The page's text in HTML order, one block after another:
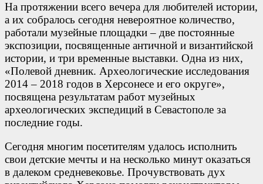
На протяжении всего вечера для любителей истории,
а их собралось сегодня невероятное количество,
работали музейные площадки – две постоянные
экспозиции, посвященные античной и византийской
истории, и три временные выставки. Одна из них,
«Полевой дневник. Археологические исследования
2014 – 2018 годов в Херсонесе и его округе»,
посвящена результатам работ музейных
археологических экспедиций в Севастополе за
последние годы.
Сегодня многим посетителям удалось исполнить
свои детские мечты и на несколько минут оказаться
в далеком средневековье. Прочувствовать дух